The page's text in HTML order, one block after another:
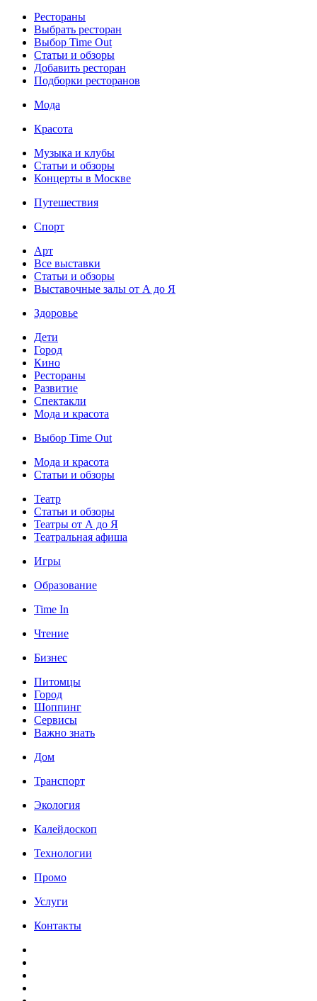
Рестораны
Выбрать ресторан
Выбор Time Out
Статьи и обзоры
Добавить ресторан
Подборки ресторанов
Мода
Красота
Музыка и клубы
Статьи и обзоры
Концерты в Москве
Путешествия
Спорт
Арт
Все выставки
Статьи и обзоры
Выставочные залы от А до Я
Здоровье
Дети
Город
Кино
Рестораны
Развитие
Спектакли
Мода и красота
Выбор Time Out
Мода и красота
Статьи и обзоры
Театр
Статьи и обзоры
Театры от А до Я
Театральная афиша
Игры
Образование
Time In
Чтение
Бизнес
Питомцы
Город
Шоппинг
Сервисы
Важно знать
Дом
Транспорт
Экология
Калейдоскоп
Технологии
Промо
Услуги
Контакты